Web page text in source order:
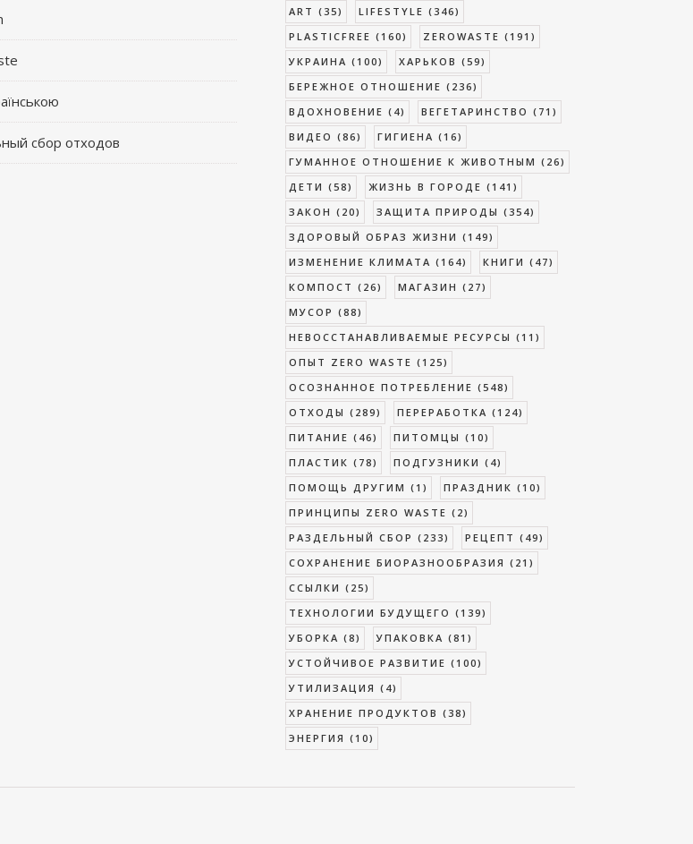
сбор отходов
ART (35) LIFESTYLE (346)
PLASTICFREE (160) ZEROWASTE (191)
УКРАИНА (100) ХАРЬКОВ (59)
БЕРЕЖНОЕ ОТНОШЕНИЕ (236)
ВДОХНОВЕНИЕ (4) ВЕГЕТАРИНСТВО (71)
ВИДЕО (86) ГИГИЕНА (16)
ГУМАННОЕ ОТНОШЕНИЕ К ЖИВОТНЫМ (26)
ДЕТИ (58) ЖИЗНЬ В ГОРОДЕ (141)
ЗАКОН (20) ЗАЩИТА ПРИРОДЫ (354)
ЗДОРОВЫЙ ОБРАЗ ЖИЗНИ (149)
ИЗМЕНЕНИЕ КЛИМАТА (164) КНИГИ (47)
КОМПОСТ (26) МАГАЗИН (27)
МУСОР (88)
НЕВОССТАНАВЛИВАЕМЫЕ РЕСУРСЫ (11)
ОПЫТ ZERO WASTE (125)
ОСОЗНАННОЕ ПОТРЕБЛЕНИЕ (548)
ОТХОДЫ (289) ПЕРЕРАБОТКА (124)
ПИТАНИЕ (46) ПИТОМЦЫ (10)
ПЛАСТИК (78) ПОДГУЗНИКИ (4)
ПОМОЩЬ ДРУГИМ (1) ПРАЗДНИК (10)
ПРИНЦИПЫ ZERO WASTE (2)
РАЗДЕЛЬНЫЙ СБОР (233) РЕЦЕПТ (49)
СОХРАНЕНИЕ БИОРАЗНООБРАЗИЯ (21)
ССЫЛКИ (25)
ТЕХНОЛОГИИ БУДУЩЕГО (139)
УБОРКА (8) УПАКОВКА (81)
УСТОЙЧИВОЕ РАЗВИТИЕ (100)
УТИЛИЗАЦИЯ (4)
ХРАНЕНИЕ ПРОДУКТОВ (38)
ЭНЕРГИЯ (10)